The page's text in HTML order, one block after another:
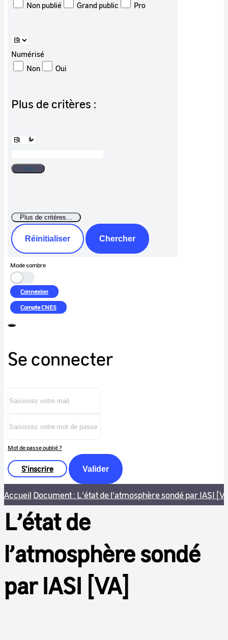
Non publié
Grand public Pro
Numérisé
Non
Oui
Plus de critères :
Réinitialiser Chercher
Mode sombre
Connexion
CompteCNES
Se connecter
Mot de passe oublié ?
S'inscrire Valider
Accueil Document : L’état de l’atmosphère sondé par IASI
L’état de
l’atmosphère sondé
par IASI [VA]